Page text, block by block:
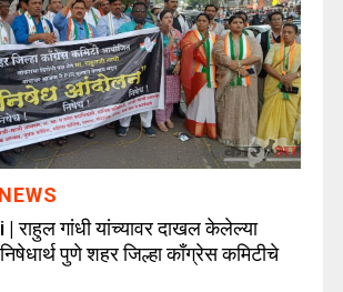
राहुल गांधी यांच्यावर दाखल केलेल्या
पुणे शहर जिल्हा काँग्रेस कमिटीचे